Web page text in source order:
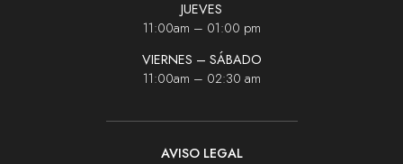
JUEVES
11:00am – 01:00 pm
VIERNES – SÁBADO
11:00am – 02:30 am
AVISO LEGAL